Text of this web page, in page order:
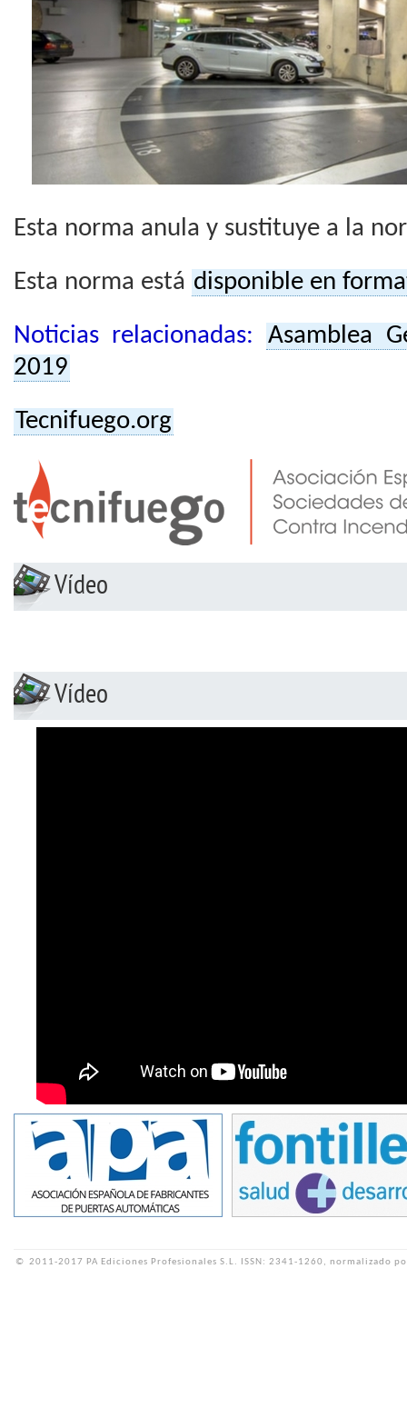
Esta norma anula y sustituye a la
Esta norma está disponible en
Noticias relacionadas:
Asamblea
2019
Tecnifuego.org
Vídeo
Vídeo
© 2011-2017 PA Ediciones Profesionales S.L. ISSN: 2341-1260, normalizado